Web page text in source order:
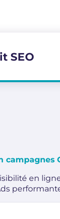
SEO
campagnes
en